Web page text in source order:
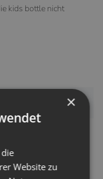
kids bottle nicht
Nauheim Deutschland
×
Website zu